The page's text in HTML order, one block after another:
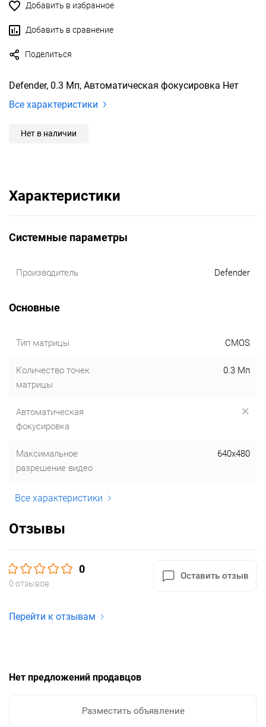
Добавить в избранное
Добавить в сравнение
Поделиться
Defender, 0.3 Мп, Автоматическая фокусировка Нет
Все характеристики
Нет в наличии
Характеристики
Системные параметры
Производитель Defender
Основные
Тип матрицы CMOS
Количество точек
матрицы
0.3 Мп
Автоматическая
фокусировка
Максимальное
разрешение видео
640x480
Все характеристики
Отзывы
0
0 отзывов
Оставить отзыв
Перейти к отзывам
Нет предложений продавцов
Разместить объявление